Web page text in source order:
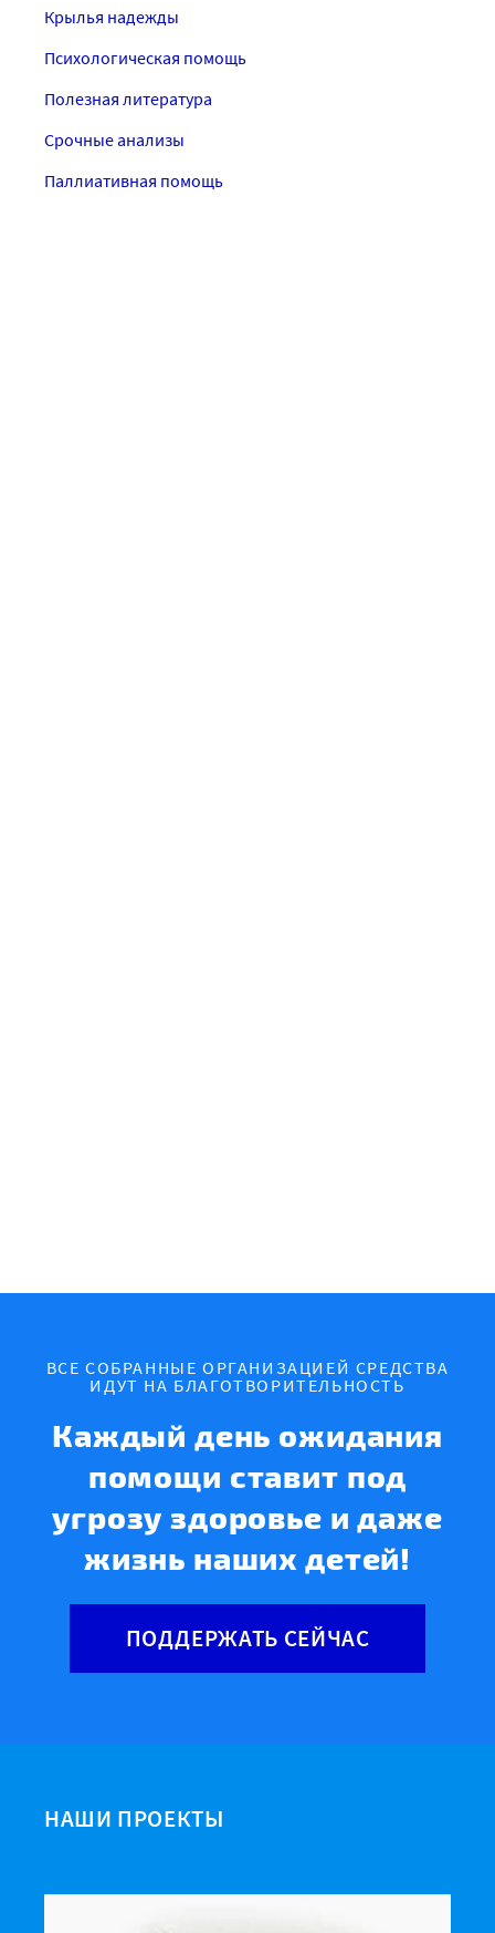
Крылья надежды
Психологическая помощь
Полезная литература
Срочные анализы
Паллиативная помощь
ВСЕ СОБРАННЫЕ ОРГАНИЗАЦИЕЙ СРЕДСТВА
ИДУТ НА БЛАГОТВОРИТЕЛЬНОСТЬ
Каждый день ожидания
помощи ставит под
угрозу здоровье и даже
жизнь наших детей!
ПОДДЕРЖАТЬ СЕЙЧАС
НАШИ ПРОЕКТЫ